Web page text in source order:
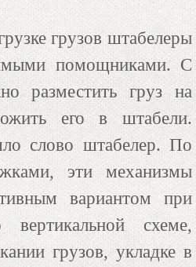
грузов штабелеры
помощниками. С
разместить груз на
его в штабели.
слово штабелер. По
эти механизмы
вариантом при
вертикальной схеме,
грузов, укладке в